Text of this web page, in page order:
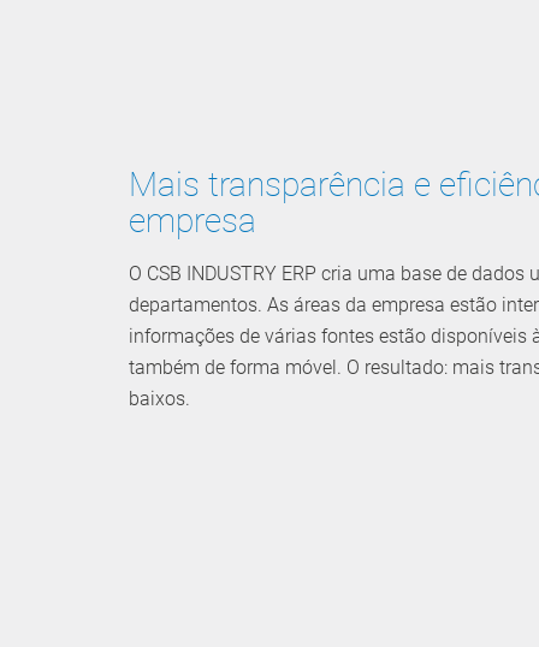
Mais transparência e
empresa
O CSB INDUSTRY ERP cria uma base de
departamentos. As áreas da empresa estão
informações de várias fontes estão disponíveis
também de forma móvel. O resultado: mais
baixos.